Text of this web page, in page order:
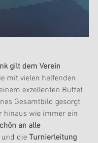
gilt dem Verein
mit vielen helfenden
exzellenten Buffet
Gesamtbild gesorgt
hinaus wie immer ein
an alle
und die Turnierleitung